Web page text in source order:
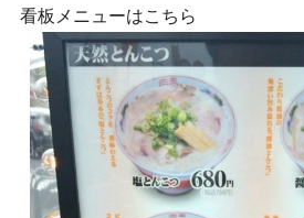
看板メニューはこちら